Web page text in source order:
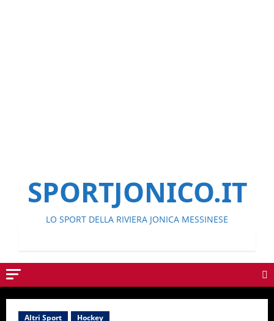
SPORTJONICO.IT
LO SPORT DELLA RIVIERA JONICA MESSINESE
Altri Sport Hockey